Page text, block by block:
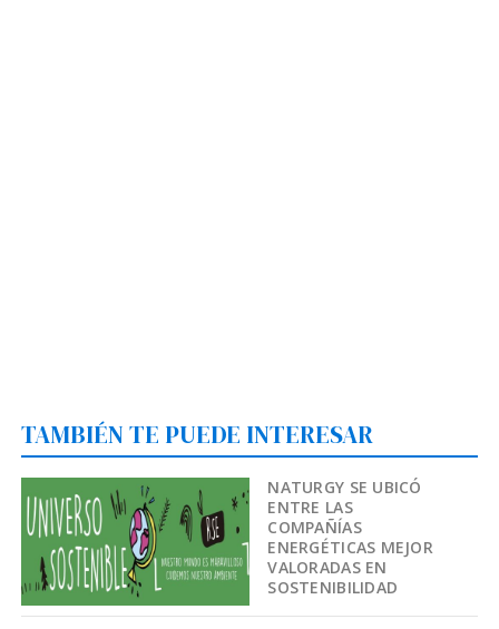
TAMBIÉN TE PUEDE INTERESAR
NATURGY SE UBICÓ
ENTRE LAS
COMPAÑÍAS
ENERGÉTICAS MEJOR
VALORADAS EN
SOSTENIBILIDAD